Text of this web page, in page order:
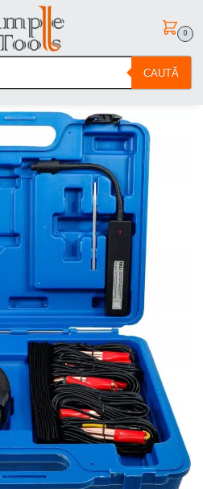
CAUTĂ
0
orice – Comanzi simplu
si Moto Multimetre si testere Stetoscop electronic pentru diagnoza auto, BGS 3531